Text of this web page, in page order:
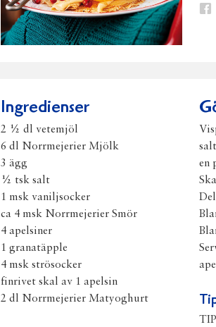
Ingredienser
2 ½ dl vetemjöl
6 dl Norrmejerier Mjölk
3 ägg
½ tsk salt
1 msk vaniljsocker
ca 4 msk Norrmejerier Smör
4 apelsiner
1 granatäpple
4 msk strösocker
finrivet skal av 1 apelsin
2 dl Norrmejerier Matyoghurt
en